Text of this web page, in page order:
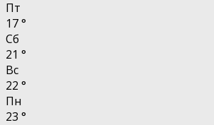
Пт
17°
Сб
21 °
Вс
22 °
Пн
23 °